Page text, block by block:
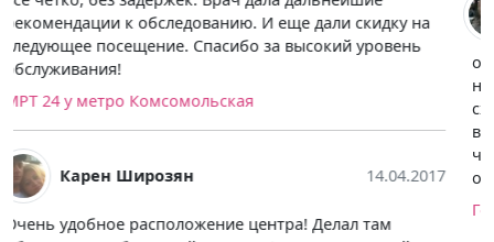
Дмитрий Москвитин 13.06.2017
обратился в семейный доктор первый раз, записался
на МРТ голеностопа. по акции после исследования
сходил на консультацию к травматологу. отличный
врач, назначил физиотерапию и лечение тейпами,
что мне быстро помогло убрать боль при ходьбе.
очень доволен таким быстрым решением проблемы.
Госпитальный центр "Семейный доктор"